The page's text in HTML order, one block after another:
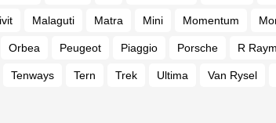
Malaguti Matra Mini Momentum
Orbea Peugeot Piaggio Porsche R
Tenways Tern Trek Ultima Van Rysel